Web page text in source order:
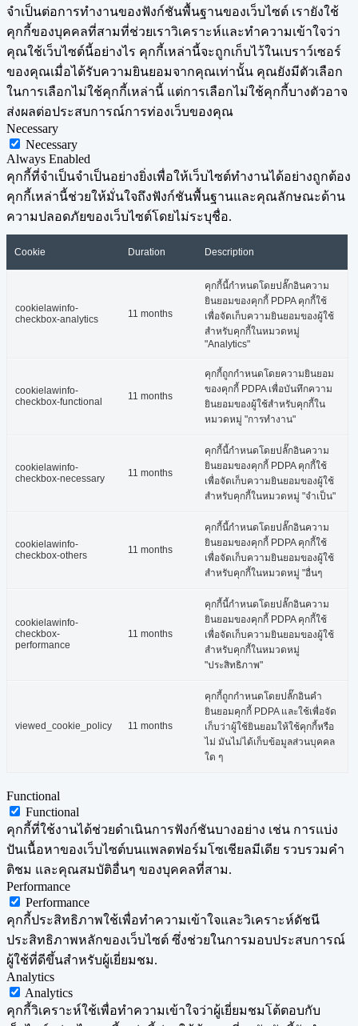
จำเป็นต่อการทำงานของฟังก์ชันพื้นฐานของเว็บไซต์ เรายังใช้
คุกกี้ของบุคคลที่สามที่ช่วยเราวิเคราะห์และทำความเข้าใจว่า
คุณใช้เว็บไซต์นี้อย่างไร คุกกี้เหล่านี้จะถูกเก็บไว้ในเบราว์เซอร์
ของคุณเมื่อได้รับความยินยอมจากคุณเท่านั้น คุณยังมีตัวเลือก
ในการเลือกไม่ใช้คุกกี้เหล่านี้ แต่การเลือกไม่ใช้คุกกี้บางตัวอาจ
ส่งผลต่อประสบการณ์การท่องเว็บของคุณ
Necessary
Necessary
Always Enabled
คุกกี้ที่จำเป็นจำเป็นอย่างยิ่งเพื่อให้เว็บไซต์ทำงานได้อย่างถูกต้อง
คุกกี้เหล่านี้ช่วยให้มั่นใจถึงฟังก์ชันพื้นฐานและคุณลักษณะด้าน
ความปลอดภัยของเว็บไซต์โดยไม่ระบุชื่อ.
Cookie Duration Description
cookielawinfo-
checkbox-analytics
11 months
คุกกี้นี้กำหนดโดยปลั๊กอินความ
ยินยอมของคุกกี้ PDPA คุกกี้ใช้
เพื่อจัดเก็บความยินยอมของผู้ใช้
สำหรับคุกกี้ในหมวดหมู่
"Analytics"
cookielawinfo-
checkbox-functional
11 months
คุกกี้ถูกกำหนดโดยความยินยอม
ของคุกกี้ PDPA เพื่อบันทึกความ
ยินยอมของผู้ใช้สำหรับคุกกี้ใน
หมวดหมู่ "การทำงาน"
cookielawinfo-
checkbox-necessary
11 months
คุกกี้นี้กำหนดโดยปลั๊กอินความ
ยินยอมของคุกกี้ PDPA คุกกี้ใช้
เพื่อจัดเก็บความยินยอมของผู้ใช้
สำหรับคุกกี้ในหมวดหมู่ "จำเป็น"
cookielawinfo-
checkbox-others
11 months
คุกกี้นี้กำหนดโดยปลั๊กอินความ
ยินยอมของคุกกี้ PDPA คุกกี้ใช้
เพื่อจัดเก็บความยินยอมของผู้ใช้
สำหรับคุกกี้ในหมวดหมู่ "อื่นๆ
cookielawinfo-
checkbox-
performance
11 months
คุกกี้นี้กำหนดโดยปลั๊กอินความ
ยินยอมของคุกกี้ PDPA คุกกี้ใช้
เพื่อจัดเก็บความยินยอมของผู้ใช้
สำหรับคุกกี้ในหมวดหมู่
"ประสิทธิภาพ"
viewed_cookie_policy 11 months
คุกกี้ถูกกำหนดโดยปลั๊กอินคำ
ยินยอมคุกกี้ PDPA และใช้เพื่อจัด
เก็บว่าผู้ใช้ยินยอมให้ใช้คุกกี้หรือ
ไม่ มันไม่ได้เก็บข้อมูลส่วนบุคคล
ใด ๆ
Functional
Functional
คุกกี้ที่ใช้งานได้ช่วยดำเนินการฟังก์ชันบางอย่าง เช่น การแบ่ง
ปันเนื้อหาของเว็บไซต์บนแพลตฟอร์มโซเชียลมีเดีย รวบรวมคำ
ติชม และคุณสมบัติอื่นๆ ของบุคคลที่สาม.
Performance
Performance
คุกกี้ประสิทธิภาพใช้เพื่อทำความเข้าใจและวิเคราะห์ดัชนี
ประสิทธิภาพหลักของเว็บไซต์ ซึ่งช่วยในการมอบประสบการณ์
ผู้ใช้ที่ดีขึ้นสำหรับผู้เยี่ยมชม.
Analytics
Analytics
คุกกี้วิเคราะห์ใช้เพื่อทำความเข้าใจว่าผู้เยี่ยมชมโต้ตอบกับ